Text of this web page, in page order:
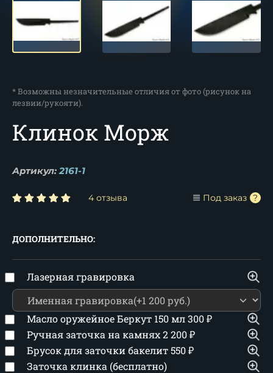
* Возможны незначительные отличия от фото (рисунок на
лезвии/рукояти).
Клинок Морж
Артикул: 2161-1
4 отзыва Под заказ
ДОПОЛНИТЕЛЬНО:
Лазерная гравировка
Масло оружейное Беркут 150 мл300₽
Ручная заточка на камнях2 200₽
Брусок для заточки бакелит550₽
Заточка клинка (бесплатно)